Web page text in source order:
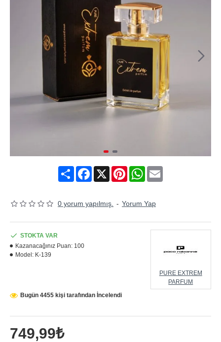
ShareFacebook
X PinterestWhatsApp
Email
0 yorum yapılmış. - Yorum Yap
749,99₺
STOKTA VAR
Kazanacağınız Puan: 100
Model: K-139
PURE EXTREM
PARFUM
Bugün 4455 kişi tarafından İncelendi